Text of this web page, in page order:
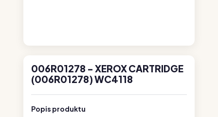
006R01278 - XEROX CARTRIDGE
(006R01278) WC4118
Popis produktu